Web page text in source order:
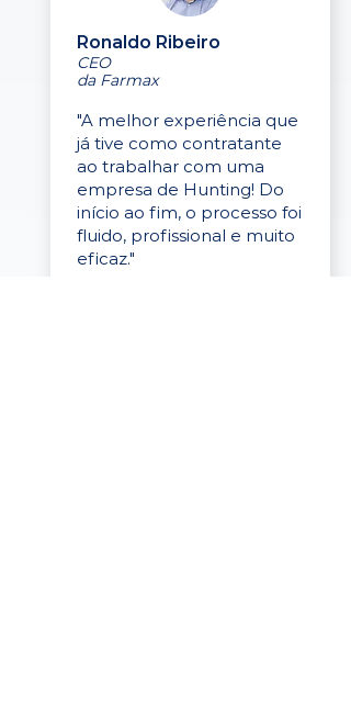
Ronaldo Ribeiro
CEO
da Farmax
"A melhor experiência que
já tive como contratante
ao trabalhar com uma
empresa de Hunting! Do
início ao fim, o processo foi
fluido, profissional e muito
eficaz."